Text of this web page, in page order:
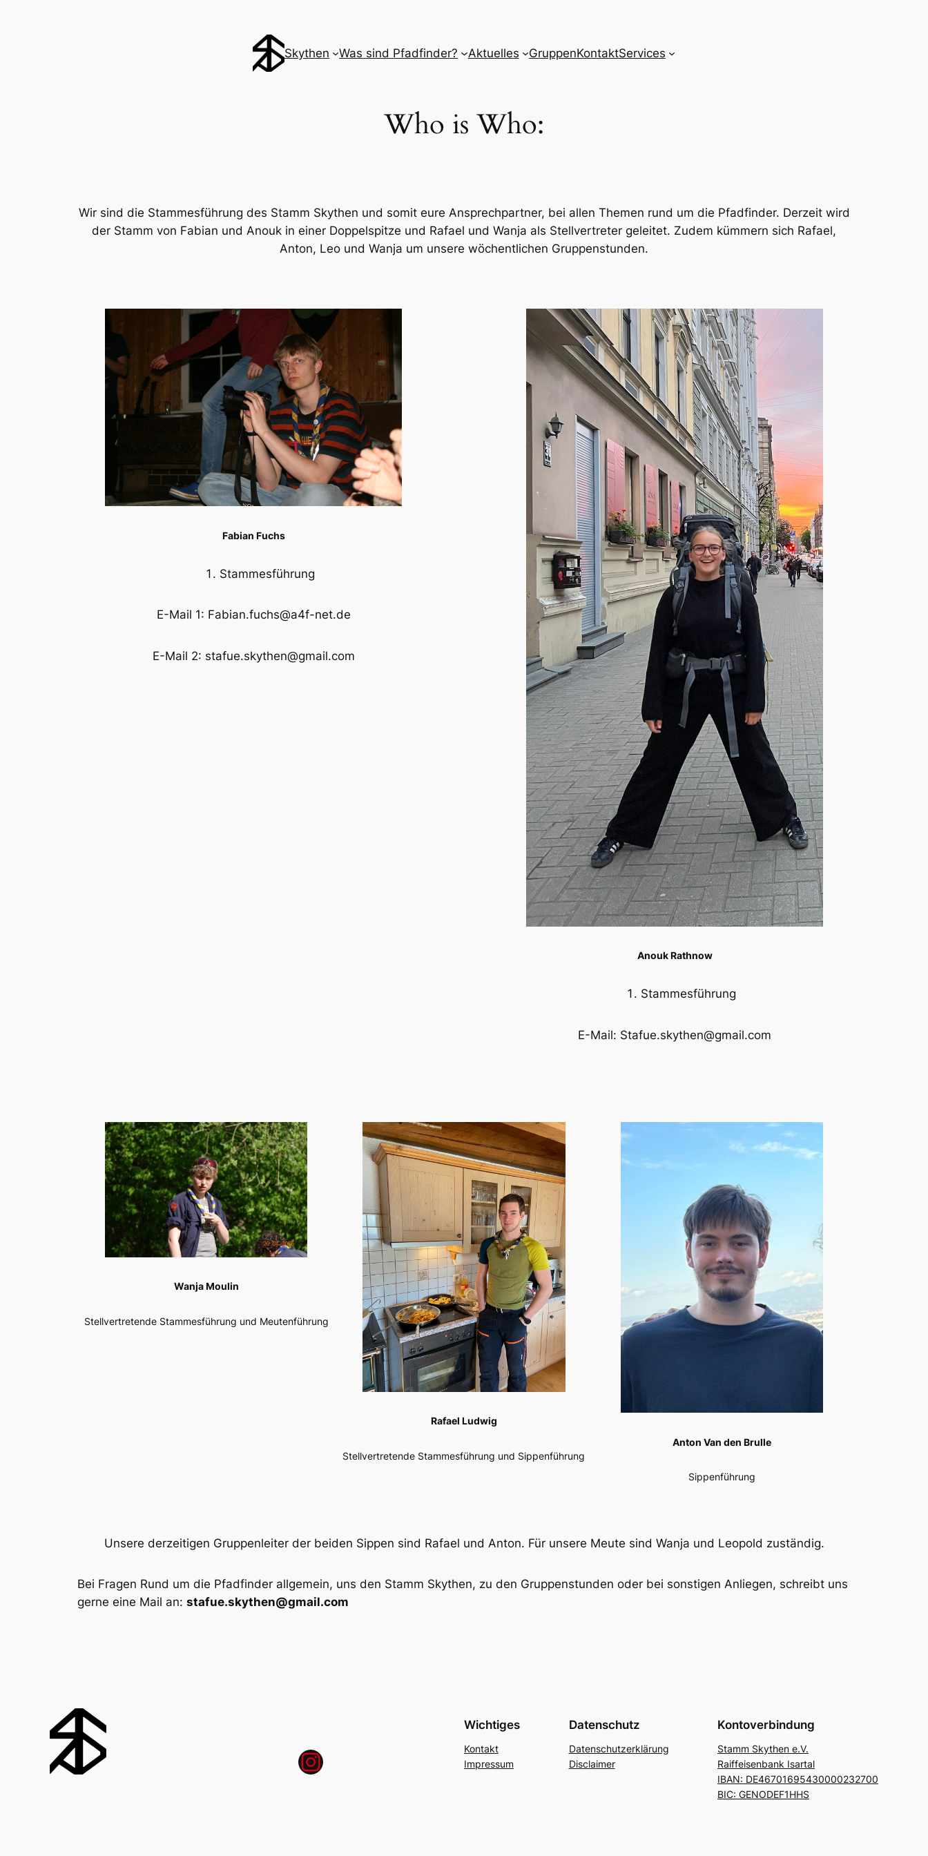
Skythen Was sind Pfadfinder? Aktuelles GruppenKontaktServices
Who is Who:
Wir sind die Stammesführung des Stamm Skythen und somit eure Ansprechpartner, bei allen Themen rund um die Pfadfinder. Derzeit wird
der Stamm von Fabian und Anouk in einer Doppelspitze und Rafael und Wanja als Stellvertreter geleitet. Zudem kümmern sich Rafael,
Anton, Leo und Wanja um unsere wöchentlichen Gruppenstunden.
Fabian Fuchs
Stammesführung
E-Mail 1: Fabian.fuchs@a4f-net.de
E-Mail 2: stafue.skythen@gmail.com
Anouk Rathnow
Stammesführung
E-Mail: Stafue.skythen@gmail.com
Wanja Moulin
Stellvertretende Stammesführung und Meutenführung
Rafael Ludwig
Stellvertretende Stammesführung und Sippenführung
Anton Van den Brulle
Sippenführung
Unsere derzeitigen Gruppenleiter der beiden Sippen sind Rafael und Anton. Für unsere Meute sind Wanja und Leopold zuständig.
Bei Fragen Rund um die Pfadfinder allgemein, uns den Stamm Skythen, zu den Gruppenstunden oder bei sonstigen Anliegen, schreibt uns
gerne eine Mail an: stafue.skythen@gmail.com
Instagram
Wichtiges
Kontakt
Impressum
Datenschutz
Datenschutzerklärung
Disclaimer
Kontoverbindung
Stamm Skythen e.V.
Raiffeisenbank Isartal
IBAN: DE46701695430000232700
BIC: GENODEF1HHS